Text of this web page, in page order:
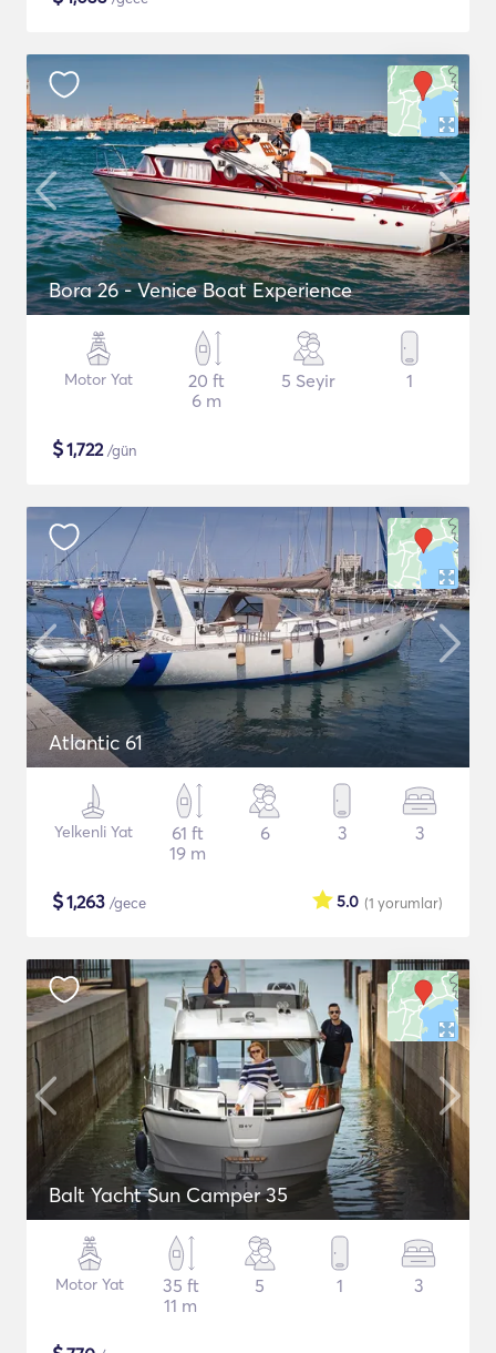
Bora 26 - Venice Boat Experience
Motor Yat
20 ft
6 m
5 Seyir 1
$1,722/gün
Atlantic 61
Yelkenli Yat
61 ft
19 m
6 3 3
$1,263 /gece (1 yorumlar)
5.0
Balt Yacht Sun Camper 35
Motor Yat
35 ft
11 m
5 1 3